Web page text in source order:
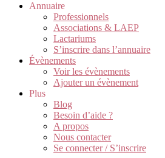
Annuaire
Professionnels
Associations & LAEP
Lactariums
S’inscrire dans l’annuaire
Évènements
Voir les évènements
Ajouter un évènement
Plus
Blog
Besoin d’aide ?
A propos
Nous contacter
Se connecter / S’inscrire